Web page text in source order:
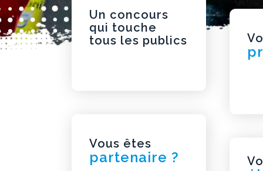
Un concours
qui touche
tous les publics
Vous êtes
partenaire ?